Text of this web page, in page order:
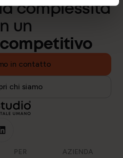
complessità
un
in contatto
chi siamo
PER
AZIENDA